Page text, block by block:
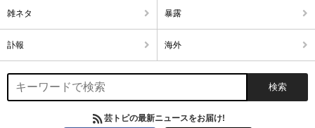
雑ネタ 暴露
訃報 海外
芸トピの最新ニュースをお届け!